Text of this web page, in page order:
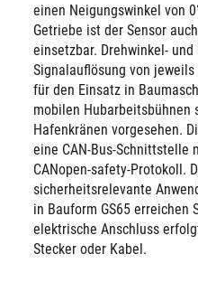
einen Neigungswinkel von
Getriebe ist der Sensor
einsetzbar. Drehwinkel-
Signalauflösung von
für den Einsatz in
mobilen Hubarbeitsbühnen
Hafenkränen vorgesehen.
eine CAN-Bus-Schnittstelle
CANopen-safety-Protokoll.
sicherheitsrelevante
in Bauform GS65 erreichen
elektrische Anschluss
Stecker oder Kabel.